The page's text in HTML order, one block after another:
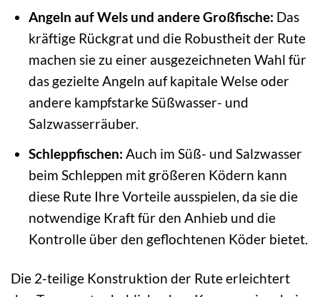
Angeln auf Wels und andere Großfische: Das
kräftige Rückgrat und die Robustheit der Rute
machen sie zu einer ausgezeichneten Wahl für
das gezielte Angeln auf kapitale Welse oder
andere kampfstarke Süßwasser- und
Salzwasserräuber.
Schleppfischen: Auch im Süß- und Salzwasser
beim Schleppen mit größeren Ködern kann
diese Rute Ihre Vorteile ausspielen, da sie die
notwendige Kraft für den Anhieb und die
Kontrolle über den geflochtenen Köder bietet.
Die 2-teilige Konstruktion der Rute erleichtert